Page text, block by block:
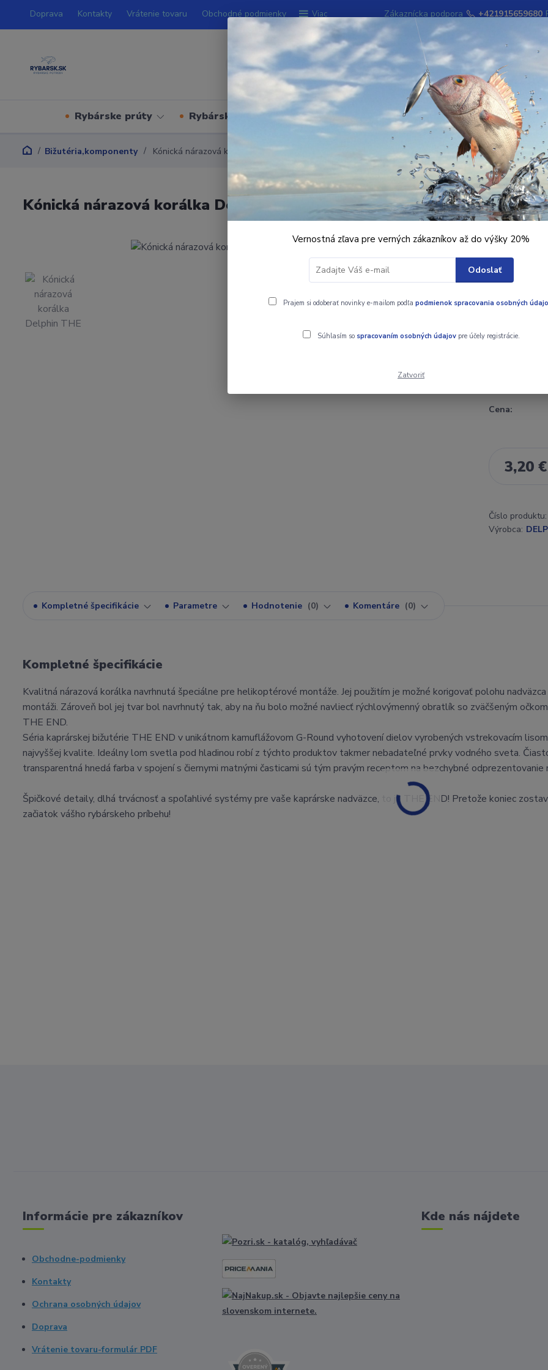
Doprava Kontakty Vrátenie tovaru Obchodné podmienky Viac
Hľadať
Zákaznícka podpora +421915659680
Rybárske prúty Rybárske navijáky Signalizátory záberu Kempingový
Bižutéria,komponenty Kónická nárazová korálka Delphin THE END Heli Stopper / 15ks
Kónická nárazová korálka Delphin THE END Heli Stopper / 15ks
Ohodnotiť
Kvalitná
montáže. Jej
Zároveň bol
kaprárskej
Cena:
3,20 €
Číslo produktu:
Výrobca:
Kompletné špecifikácie Parametre Hodnotenie 0 Komentáre 0
Kompletné špecifikácie
Kvalitná nárazová korálka navrhnutá špeciálne pre helikoptérové montáže. Jej použitím je možné korigovať polohu nadväzca
montáži. Zároveň bol jej tvar bol navrhnutý tak, aby na ňu bolo možné navliecť rýchlovýmenný obratlík so zväčšeným
THE END.
Séria kaprárskej bižutérie THE END v unikátnom kamuflážovom G-Round vyhotovení dielov vyrobených vstrekovacím
najvyššej kvalite. Ideálny lom svetla pod hladinou robí z týchto produktov takmer nebadateľné prvky vodného sveta.
transparentná hnedá farba v spojení s čiernymi matnými časticami sú tým pravým receptom na bezchybné odprezentovanie
Špičkové detaily, dlhá trvácnosť a spoľahlivé systémy pre vaše kaprárske nadväzce, to je THE END! Pretože koniec
začiatok vášho rybárskeho príbehu!
Informácie pre zákazníkov
Obchodne-podmienky
Kontakty
Ochrana osobných údajov
Doprava
Vrátenie tovaru-formulár PDF
Kde nás nájdete
Vernostná zľava pre verných zákazníkov až do výšky 20%
Odoslať
Prajem si odoberať novinky e-mailom podľa podmienok spracovania osobných
Súhlasím so spracovaním osobných údajovpre účely registrácie.
Zatvoriť